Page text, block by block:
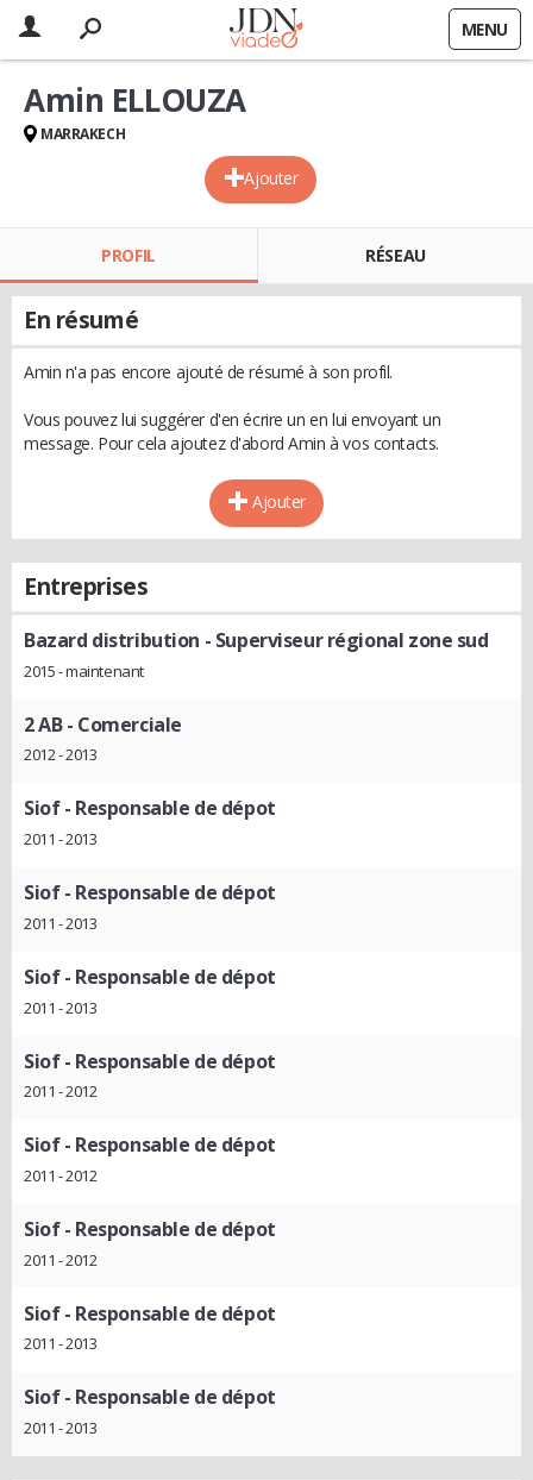
MENU
Ajouter
Amin ELLOUZA
MARRAKECH
PROFIL RÉSEAU
En résumé
Amin n'a pas encore ajouté de résumé à son profil.
Vous pouvez lui suggérer d'en écrire un en lui envoyant un
message. Pour cela ajoutez d'abord Amin à vos contacts.
Ajouter
Entreprises
Bazard distribution - Superviseur régional zone sud
2015 - maintenant
2 AB- Comerciale
2012 - 2013
Siof- Responsable de dépot
2011 - 2013
Siof- Responsable de dépot
2011 - 2013
Siof- Responsable de dépot
2011 - 2013
Siof- Responsable de dépot
2011 - 2012
Siof- Responsable de dépot
2011 - 2012
Siof- Responsable de dépot
2011 - 2012
Siof- Responsable de dépot
2011 - 2013
Siof- Responsable de dépot
2011 - 2013